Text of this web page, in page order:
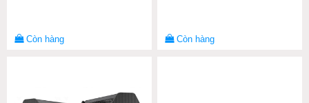
Còn hàng Còn hàng